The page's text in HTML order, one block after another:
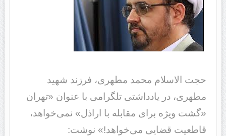
حجت الاسلام محمد مطهری، فرزند شهید
مطهری، در یادداشتی تلگرامی با عنوان «تهران
«گشت ویژه برای مقابله با اراذل» نمی‌خواهد،
قاطعیت قضایی می‌خواهد!» نوشت: